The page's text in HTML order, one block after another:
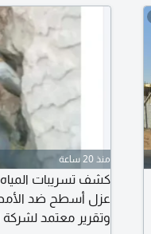
منذ 20 ساعة
كشف تسريبات
عزل أسطح ضد
وتقرير معتمد